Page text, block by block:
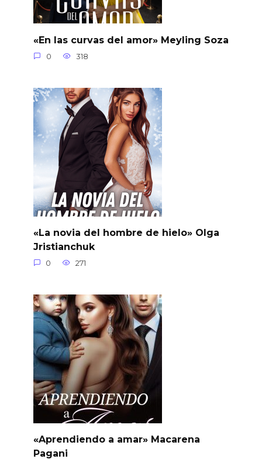
«En las curvas del amor» Meyling Soza
0 318
«La novia del hombre de hielo» Olga
Jristianchuk
0 271
«Aprendiendo a amar» Macarena
Pagani